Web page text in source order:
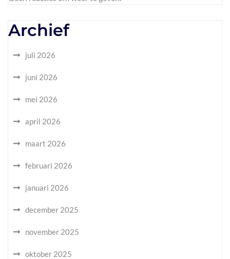
Archief
juli 2026
juni 2026
mei 2026
april 2026
maart 2026
februari 2026
januari 2026
december 2025
november 2025
oktober 2025